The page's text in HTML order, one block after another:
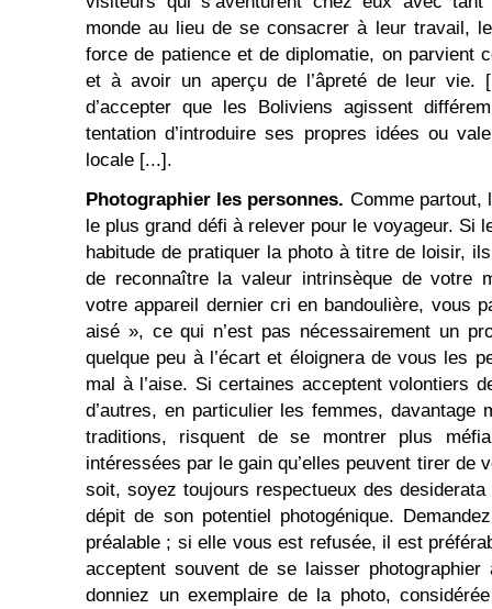
monde au lieu de se consacrer à leur travail,
force de patience et de diplomatie, on parvient
et à avoir un aperçu de l’âpreté de leur vie.
d’accepter que les Boliviens agissent
tentation d’introduire ses propres idées ou
locale [...].
Photographier les personnes. Comme partout,
le plus grand défi à relever pour le voyageur. Si
habitude de pratiquer la photo à titre de loisir,
de reconnaître la valeur intrinsèque de votre
votre appareil dernier cri en bandoulière, vous
aisé », ce qui n’est pas nécessairement un
quelque peu à l’écart et éloignera de vous les
mal à l’aise. Si certaines acceptent volontiers
d’autres, en particulier les femmes, davantage
traditions, risquent de se montrer plus
intéressées par le gain qu’elles peuvent tirer de
soit, soyez toujours respectueux des
dépit de son potentiel photogénique.
préalable ; si elle vous est refusée, il est
acceptent souvent de se laisser
donniez un exemplaire de la photo,